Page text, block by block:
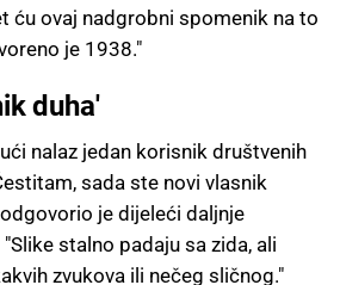
ću ovaj nadgrobni spomenik na to
je 1938."
duha'
nalaz jedan korisnik društvenih
sada ste novi vlasnik
je dijeleći daljnje
stalno padaju sa zida, ali
zvukova ili nečeg sličnog."